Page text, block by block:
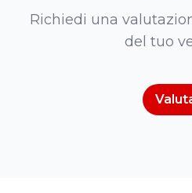
Richiedi una
del tuo